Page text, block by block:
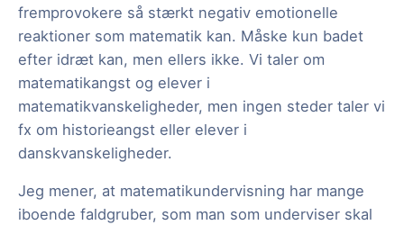
fremprovokere så stærkt negativ emotionelle
reaktioner som matematik kan. Måske kun badet
efter idræt kan, men ellers ikke. Vi taler om
matematikangst og elever i
matematikvanskeligheder, men ingen steder taler vi
fx om historieangst eller elever i
danskvanskeligheder.
Jeg mener, at matematikundervisning har mange
iboende faldgruber, som man som underviser skal